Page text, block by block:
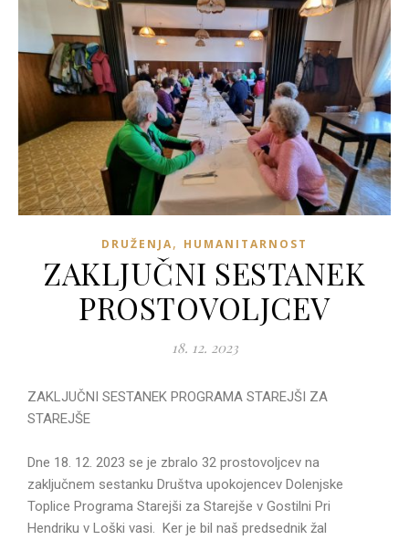
DRUŽENJA, HUMANITARNOST
ZAKLJUČNI SESTANEK
PROSTOVOLJCEV
18. 12. 2023
ZAKLJUČNI SESTANEK PROGRAMA STAREJŠI ZA
STAREJŠE
Dne 18. 12. 2023 se je zbralo 32 prostovoljcev na
zaključnem sestanku Društva upokojencev Dolenjske
Toplice Programa Starejši za Starejše v Gostilni Pri
Hendriku v Loški vasi. Ker je bil naš predsednik žal